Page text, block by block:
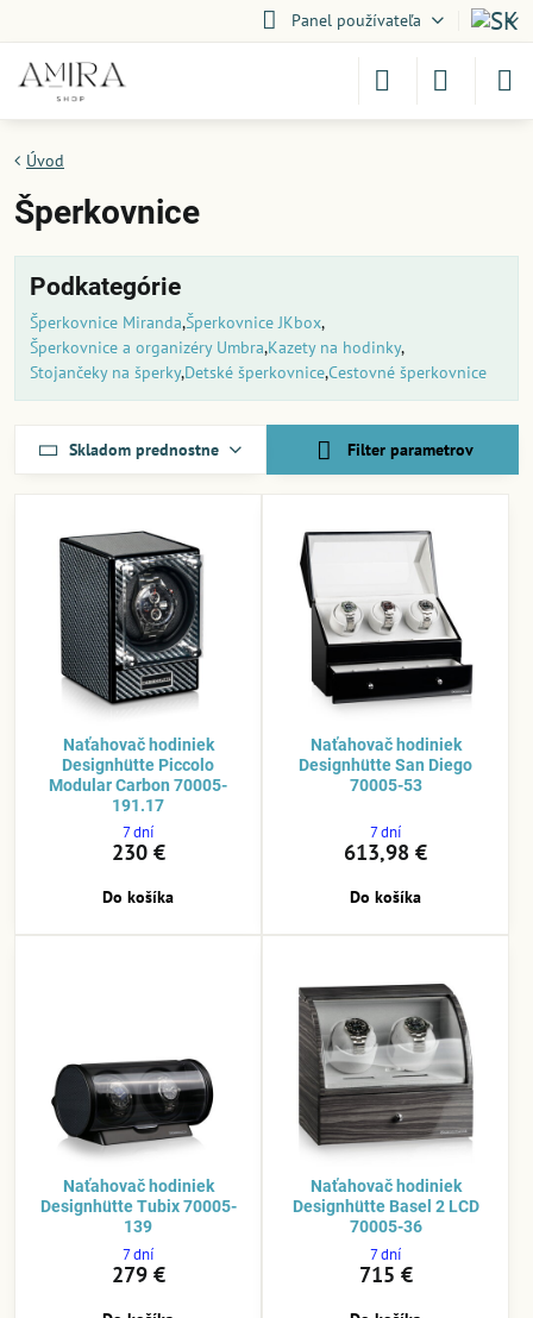
Panel používateľa
Úvod
Šperkovnice
Podkategórie
Šperkovnice Miranda Šperkovnice JKbox
Šperkovnice a organizéry Umbra Kazety na hodinky
Stojančeky na šperky Detské šperkovniceCestovné šperkovnice
Skladom prednostne Filter parametrov
Naťahovač hodiniek
Designhütte Piccolo
Modular Carbon 70005-
191.17
7 dní
230 €
Do košíka
Naťahovač hodiniek
Designhütte San Diego
70005-53
7 dní
613,98 €
Do košíka
Naťahovač hodiniek
Designhütte Tubix 70005-
139
7 dní
279 €
Naťahovač hodiniek
Designhütte Basel 2 LCD
70005-36
7 dní
715 €